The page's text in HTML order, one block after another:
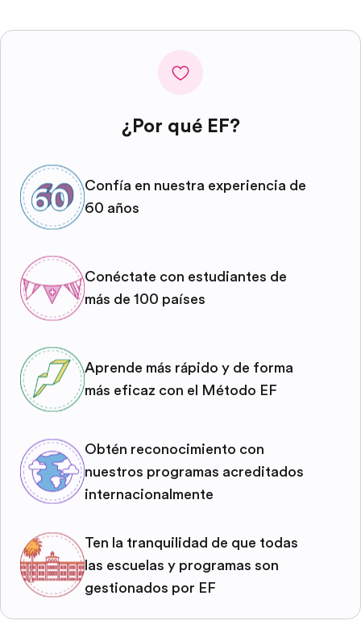
¿Por qué EF?
Confía en nuestra experiencia de
60 años
Conéctate con estudiantes de
más de 100 países
Aprende más rápido y de forma
más eficaz con el Método EF
Obtén reconocimiento con
nuestros programas acreditados
internacionalmente
Ten la tranquilidad de que todas
las escuelas y programas son
gestionados por EF